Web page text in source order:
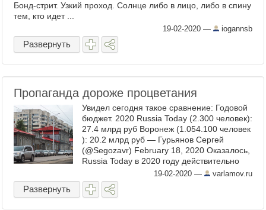
Бонд-стрит. Узкий проход. Солнце либо в лицо, либо в спину
тем, кто идет ...
19-02-2020 — iogannsb
Развернуть
Пропаганда дороже процветания
Увидел сегодня такое сравнение: Годовой
бюджет. 2020 Russia Today (2.300 человек):
27.4 млрд руб Воронеж (1.054.100 человек
): 20.2 млрд руб — Гурьянов Сергей
(@Segozavr) February 18, 2020 Оказалось,
Russia Today в 2020 году действительно
должен получить из федерального
бюджета ...
19-02-2020 — varlamov.ru
Развернуть